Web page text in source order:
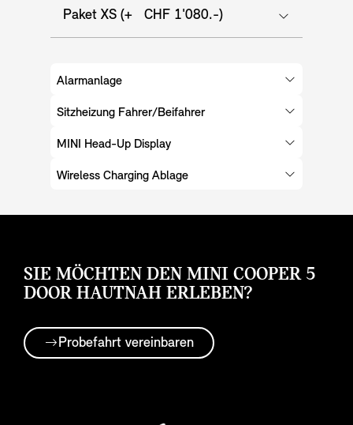
Paket XS (+ CHF 1'080.-)
Alarmanlage
Sitzheizung Fahrer/Beifahrer
MINI Head-Up Display
Wireless Charging Ablage
SIE MÖCHTEN DEN MINI COOPER 5
DOOR HAUTNAH ERLEBEN?
Probefahrt vereinbaren